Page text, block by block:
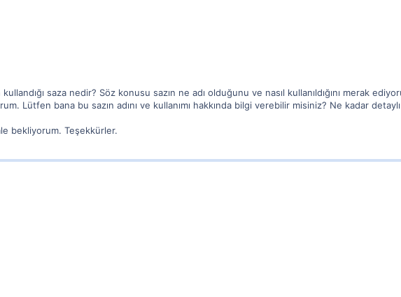
saza nedir? Söz konusu sazın ne adı olduğunu ve nasıl kullanıldığını merak
Lütfen bana bu sazın adını ve kullanımı hakkında bilgi verebilir misiniz? Ne kadar
bekliyorum. Teşekkürler.